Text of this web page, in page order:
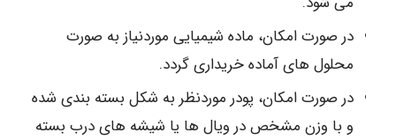
در صورت امکان، ماده شیمیایی موردنیاز به صورت
محلول های آماده خریداری گردد.
در صورت امکان، پودر موردنظر به شکل بسته بندی شده
و با وزن مشخص در ویال ها یا شیشه های درب بسته